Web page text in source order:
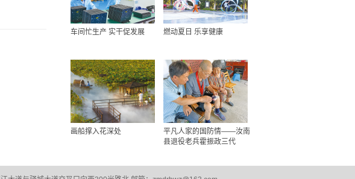
车间忙生产 实干促发展 燃动夏日 乐享健康
画船撑入花深处
平凡人家的国防情——汝南
县退役老兵霍振政三代